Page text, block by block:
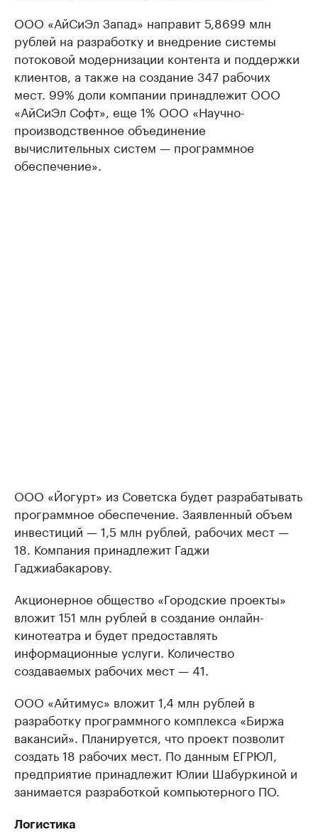
ООО «АйСиЭл Запад» направит 5,8699 млн
рублей на разработку и внедрение системы
потоковой модернизации контента и поддержки
клиентов, а также на создание 347 рабочих
мест. 99% доли компании принадлежит ООО
«АйСиЭл Софт», еще 1% ООО «Научно-
производственное объединение
вычислительных систем — программное
обеспечение».
ООО «Йогурт» из Советска будет разрабатывать
программное обеспечение. Заявленный объем
инвестиций — 1,5 млн рублей, рабочих мест —
18. Компания принадлежит Гаджи
Гаджиабакарову.
Акционерное общество «Городские проекты»
вложит 151 млн рублей в создание онлайн-
кинотеатра и будет предоставлять
информационные услуги. Количество
создаваемых рабочих мест — 41.
ООО «Айтимус» вложит 1,4 млн рублей в
разработку программного комплекса «Биржа
вакансий». Планируется, что проект позволит
создать 18 рабочих мест. По данным ЕГРЮЛ,
предприятие принадлежит Юлии Шабуркиной и
занимается разработкой компьютерного ПО.
Логистика